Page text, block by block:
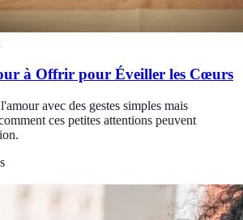
à Offrir pour Éveiller les Cœurs
avec des gestes simples mais
ces petites attentions peuvent